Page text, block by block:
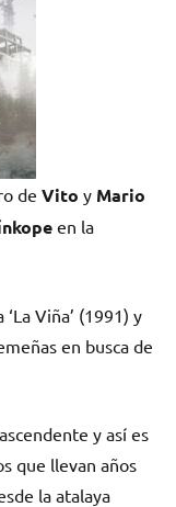
de Vito y Mario
en la
Viña’ (1991) y
en busca de
y así es
que llevan años
la atalaya